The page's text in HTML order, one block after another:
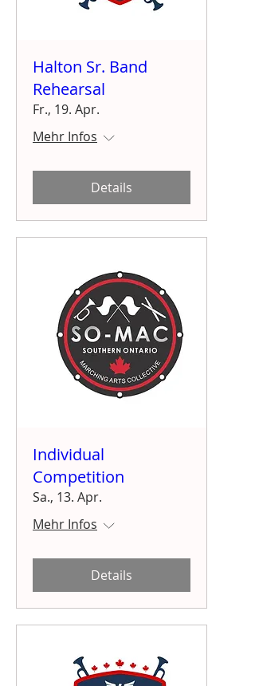
Halton Sr. Band
Rehearsal
Fr., 19. Apr.
Mehr Infos
Details
Individual
Competition
Sa., 13. Apr.
Mehr Infos
Details